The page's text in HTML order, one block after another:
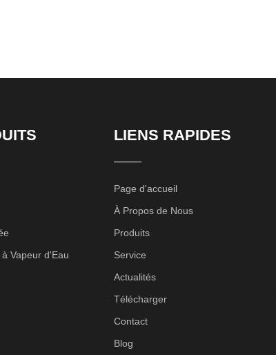
Vapeur d'Eau
LIENS RAPIDES
Page d'accueil
À Propos de Nous
Produits
Service
Actualités
Télécharger
Contact
Blog